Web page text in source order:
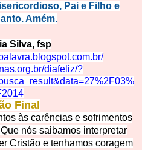
Pai e Fil ho e
Amém.
Silva, fsp
om.br/
diafeliz/?
Final
às carências e sofrimentos
nós saibamos interpretar
Cristão e tenhamos coragem